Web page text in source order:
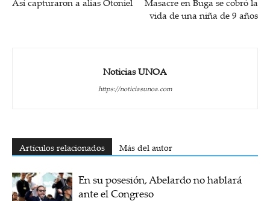
vida de una niña de 9 años
Noticias UNOA
https://noticiasunoa.com
Artículos relacionados Más del autor
En su posesión, Abelardo no hablará
ante el Congreso